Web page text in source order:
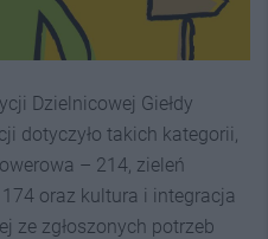
Dzielnicowej Giełdy
dotyczyło takich kategorii,
– 214, zieleń
oraz kultura i integracja
ze zgłoszonych potrzeb